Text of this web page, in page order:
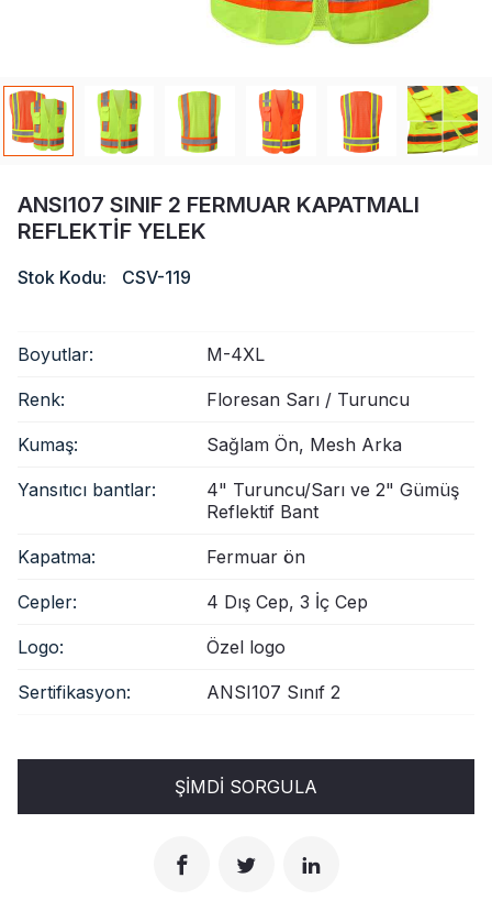
Video
ANSI107 SINIF 2 FERMUAR KAPATMALI
REFLEKTIF YELEK
Stok Kodu: CSV-119
Boyutlar: M-4XL
Renk: Floresan Sarı / Turuncu
Kumaş: Sağlam Ön, Mesh Arka
Yansıtıcı bantlar:
4" Turuncu/Sarı ve 2" Gümüş
Reflektif Bant
Kapatma: Fermuar ön
Cepler: 4 Dış Cep, 3 İç Cep
Logo: Özel logo
Sertifikasyon: ANSI107 Sınıf 2
ŞIMDI SORGULA